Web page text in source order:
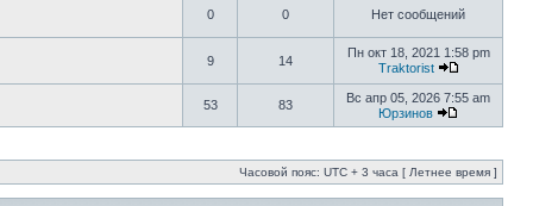
0 0 Нет сообщений
9 14
Пн окт 18, 2021 1:58 pm
Traktorist
53 83
Вс апр 05, 2026 7:55 am
Юрзинов
Часовой пояс: UTC + 3 часа [ Летнее время ]